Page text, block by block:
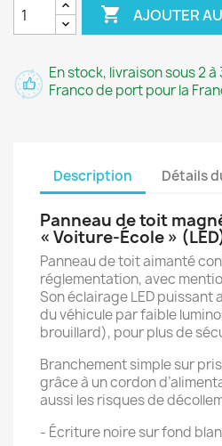
 AJOUTER
En stock, livraison sous 2 à
Franco de port pour la
Description Détails
Panneau de toit
« Voiture-École »
Panneau de toit aimanté
réglementation, avec
Son éclairage LED puissant
du véhicule par faible
brouillard), pour plus de
Branchement simple sur
grâce à un cordon
aussi les risques de
- Écriture noire sur fond